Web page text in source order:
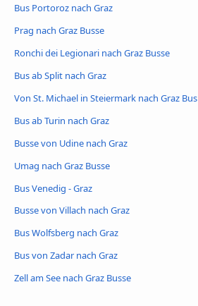
Bus Portoroz nach Graz
Prag nach Graz Busse
Ronchi dei Legionari nach Graz Busse
Bus ab Split nach Graz
Von St. Michael in Steiermark nach Graz Bus
Bus ab Turin nach Graz
Busse von Udine nach Graz
Umag nach Graz Busse
Bus Venedig - Graz
Busse von Villach nach Graz
Bus Wolfsberg nach Graz
Bus von Zadar nach Graz
Zell am See nach Graz Busse